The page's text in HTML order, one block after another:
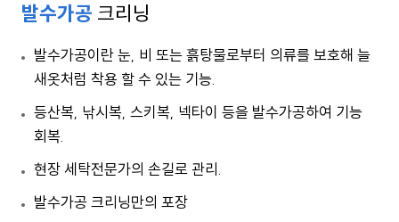
발수가공 크리닝
발수가공이란 눈, 비 또는 흙탕물로부터 의류를 보호해 늘
새옷처럼 착용 할 수 있는 기능.
등산복, 낚시복, 스키복, 넥타이 등을 발수가공하여 기능
회복.
현장 세탁전문가의 손길로 관리.
발수가공 크리닝만의 포장